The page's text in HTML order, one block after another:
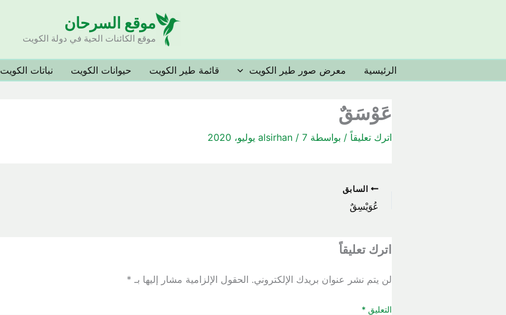
موقع السرحان
موقع الكائنات الحية في دولة الكويت
الرئيسية معرض صور طير الكويت قائمة طير الكويت حيوانات الكويت نباتات الكويت
عَوْسَقٌ
اترك تعليقاً / بواسطة alsirhan / 7 يوليو، 2020
السابق
عُوَيْسِقٌ
اترك تعليقاً
لن يتم نشر عنوان بريدك الإلكتروني. الحقول الإلزامية مشار إليها بـ *
التعليق *